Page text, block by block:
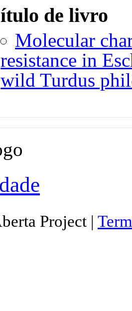
de livro
Molecular
resistance in
wild Turdus
Project |